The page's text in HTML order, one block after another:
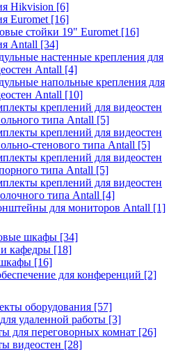
Hikvision [6]
Euromet [16]
стойки 19" Euromet [16]
Antall [34]
настенные крепления для
Antall [4]
напольные крепления для
Antall [10]
креплений для видеостен
типа Antall [5]
креплений для видеостен
стенового типа Antall [5]
креплений для видеостен
типа Antall [5]
креплений для видеостен
типа Antall [4]
для мониторов Antall [1]
шкафы [34]
кафедры [18]
[16]
для конференций [2]
оборудования [57]
удаленной работы [3]
для переговорных комнат [26]
видеостен [28]